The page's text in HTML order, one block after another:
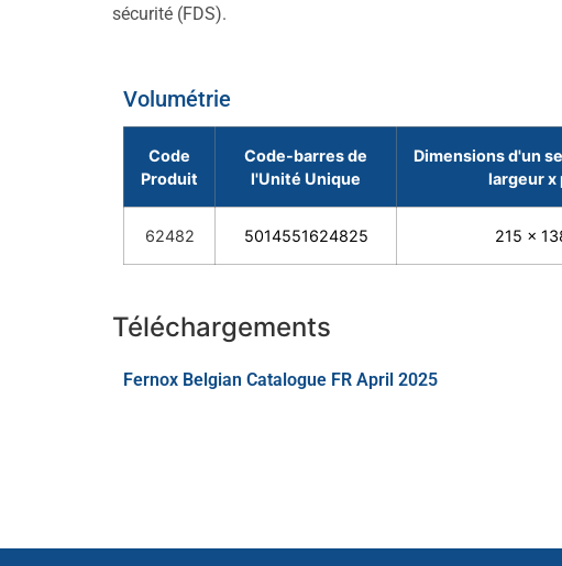
sécurité (FDS).
Volumétrie
Code
Produit
Code-barres de
l'Unité Unique
Dimensions d'un
largeur x
62482 5014551624825 215 x
Téléchargements
Fernox Belgian Catalogue FR April 2025